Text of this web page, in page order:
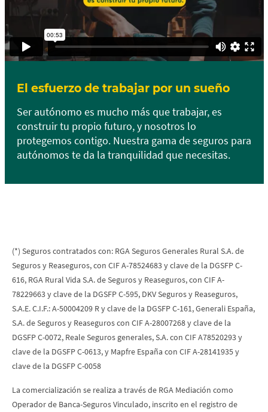
El esfuerzo de trabajar por un sueño
Ser autónomo es mucho más que trabajar, es
construir tu propio futuro, y nosotros lo
protegemos contigo. Nuestra gama de seguros para
autónomos te da la tranquilidad que necesitas.
(*) Seguros contratados con: RGA Seguros Generales Rural S.A. de
Seguros y Reaseguros, con CIF A-78524683 y clave de la DGSFP C-
616, RGA Rural Vida S.A. de Seguros y Reaseguros, con CIF A-
78229663 y clave de la DGSFP C-595, DKV Seguros y Reaseguros,
S.A.E. C.I.F.: A-50004209 R y clave de la DGSFP C-161, Generali España,
S.A. de Seguros y Reaseguros con CIF A-28007268 y clave de la
DGSFP C-0072, Reale Seguros generales, S.A. con CIF A78520293 y
clave de la DGSFP C-0613, y Mapfre España con CIF A-28141935 y
clave de la DGSFP C-0058
La comercialización se realiza a través de RGA Mediación como
Operador de Banca-Seguros Vinculado, inscrito en el registro de